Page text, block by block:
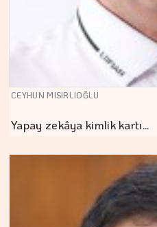
CEYHUN MISIRLIOĞLU
Yapay zekâya kimlik kartı…